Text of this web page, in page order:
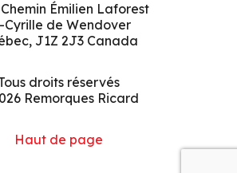
Émilien Laforest
Cyrille de Wendover
J1Z 2J3 Canada
droits réservés
Remorques Ricard
Haut de page